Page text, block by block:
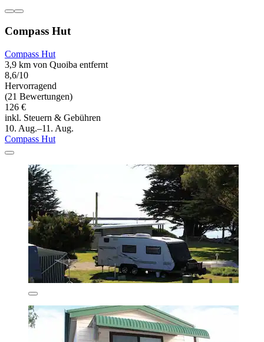
Compass Hut
Compass Hut
3,9 km von Quoiba entfernt
8,6/10
Hervorragend
(21 Bewertungen)
126 €
inkl. Steuern & Gebühren
10. Aug.–11. Aug.
Compass Hut